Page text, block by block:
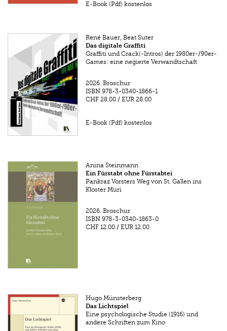
E-Book (Pdf) kostenlos
René Bauer, Beat Suter
Das digitale Graffiti
Graffiti und Crack(-Intros) der 1980er-/90er-
Games: eine negierte Verwandtschaft
2026. Broschur
ISBN 978-3-0340-1866-1
CHF 28.00 /EUR 28.00
E-Book (Pdf) kostenlos
Anina Steinmann
Ein Fürstabt ohne Fürstabtei
Pankraz Vorsters Weg von St. Gallen ins
Kloster Muri
2026. Broschur
ISBN 978-3-0340-1863-0
CHF 12.00 /EUR 12.00
Hugo Münsterberg
Das Lichtspiel
Eine psychologische Studie (1916) und
andere Schriften zum Kino